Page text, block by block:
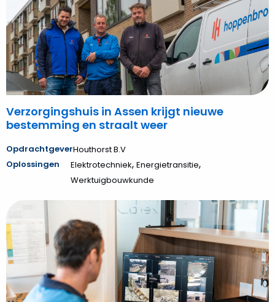
krijgt
nieuwe
bestemming
en
straalt
weer
Verzorgingshuis in Assen krijgt nieuwe
bestemming en straalt weer
OpdrachtgeverHouthorst B.V
Oplossingen
Elektrotechniek, Energietransitie,
Werktuigbouwkunde
Hoppenbrouwers
bezorgt
PreZero
specialistisch
camerasysteem